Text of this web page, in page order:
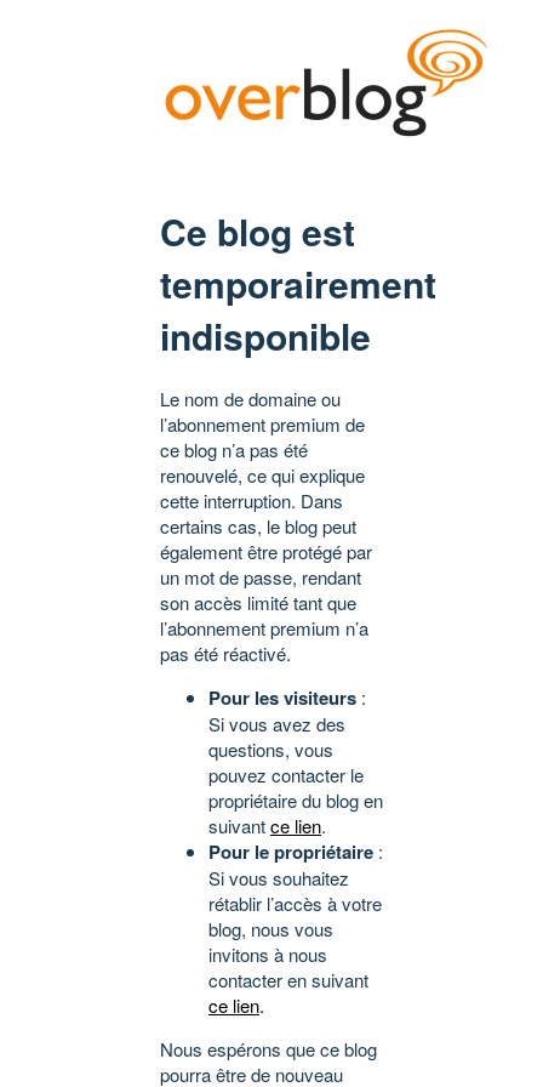
Ce blog est
temporairement
indisponible
Le nom de domaine ou
l’abonnement premium de
ce blog n’a pas été
renouvelé, ce qui explique
cette interruption. Dans
certains cas, le blog peut
également être protégé par
un mot de passe, rendant
son accès limité tant que
l’abonnement premium n’a
pas été réactivé.
Pour les visiteurs :
Si vous avez des
questions, vous
pouvez contacter le
propriétaire du blog en
suivantce lien.
Pour le propriétaire :
Si vous souhaitez
rétablir l’accès à votre
blog, nous vous
invitons à nous
contacter en suivant
ce lien.
Nous espérons que ce blog
pourra être de nouveau